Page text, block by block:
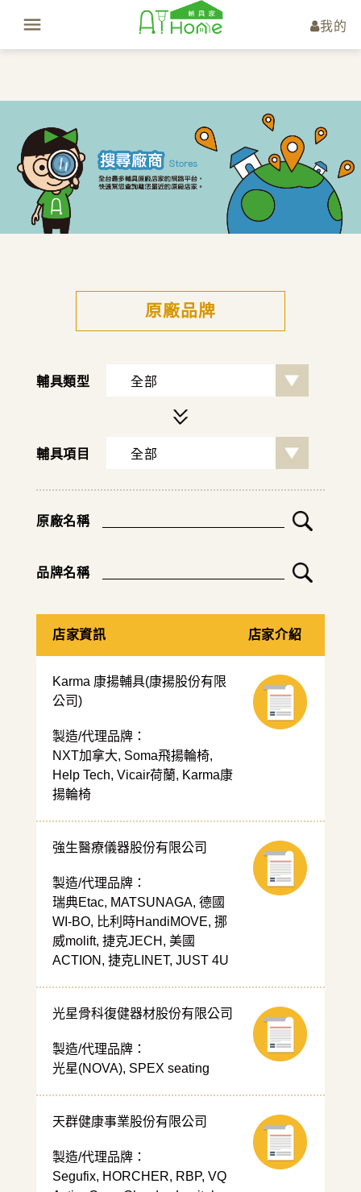
我的
原廠品牌
輔具類型
輔具項目
原廠名稱
品牌名稱
店家資訊 店家介紹
Karma 康揚輔具(康揚股份有限
公司)
製造/代理品牌：
NXT加拿大, Soma飛揚輪椅,
Help Tech, Vicair荷蘭, Karma康
揚輪椅
強生醫療儀器股份有限公司
製造/代理品牌：
瑞典Etac, MATSUNAGA, 德國
WI-BO, 比利時HandiMOVE, 挪
威molift, 捷克JECH, 美國
ACTION, 捷克LINET, JUST 4U
光星骨科復健器材股份有限公司
製造/代理品牌：
光星(NOVA), SPEX seating
天群健康事業股份有限公司
製造/代理品牌：
Segufix, HORCHER, RBP, VQ